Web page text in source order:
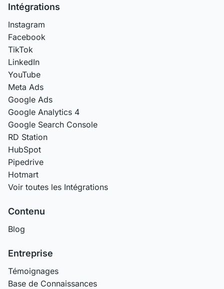
Intégrations
Instagram
Facebook
TikTok
LinkedIn
YouTube
Meta Ads
Google Ads
Google Analytics 4
Google Search Console
RD Station
HubSpot
Pipedrive
Hotmart
Voir toutes les Intégrations
Contenu
Blog
Entreprise
Témoignages
Base de Connaissances